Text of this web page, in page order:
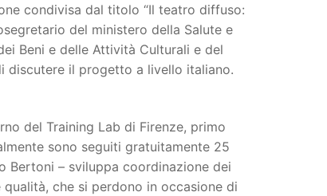
condivisa dal titolo “Il teatro diffuso:
del ministero della Salute e
Beni e delle Attività Culturali e del
discutere il progetto a livello italiano.
del Training Lab di Firenze, primo
sono seguiti gratuitamente 25
Bertoni – sviluppa coordinazione dei
che si perdono in occasione di